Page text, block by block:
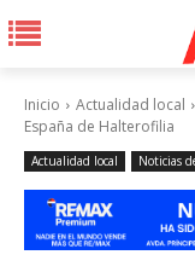
Inicio Actualidad local
España de Halterofilia
Actualidad local Noticias